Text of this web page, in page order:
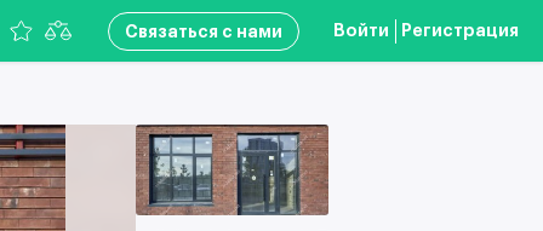
Связаться с нами Войти Регистрация